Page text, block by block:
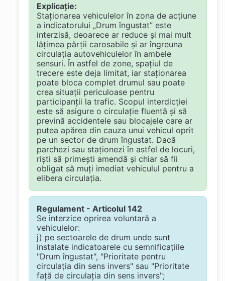
Explicație:
Staționarea vehiculelor în zona de acțiune
a indicatorului „Drum îngustat” este
interzisă, deoarece ar reduce și mai mult
lățimea părții carosabile și ar îngreuna
circulația autovehiculelor în ambele
sensuri. În astfel de zone, spațiul de
trecere este deja limitat, iar staționarea
poate bloca complet drumul sau poate
crea situații periculoase pentru
participanții la trafic. Scopul interdicției
este să asigure o circulație fluentă și să
prevină accidentele sau blocajele care ar
putea apărea din cauza unui vehicul oprit
pe un sector de drum îngustat. Dacă
parchezi sau staționezi în astfel de locuri,
riști să primești amendă și chiar să fii
obligat să muți imediat vehiculul pentru a
elibera circulația.
Regulament - Articolul 142
Se interzice oprirea voluntară a
vehiculelor:
j) pe sectoarele de drum unde sunt
instalate indicatoarele cu semnificaţiile
"Drum îngustat", "Prioritate pentru
circulaţia din sens invers" sau "Prioritate
faţă de circulaţia din sens invers";